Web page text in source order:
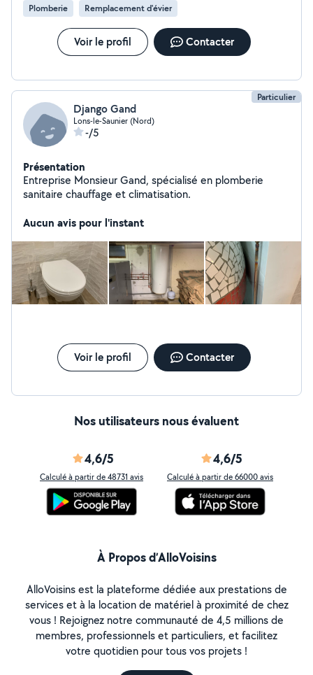
Plomberie Remplacement d'évier
Voir le profil Contacter
Particulier
Django Gand
Lons-le-Saunier (Nord)
-/5
Présentation
Entreprise Monsieur Gand, spécialisé en plomberie
sanitaire chauffage et climatisation.
Aucun avis pour l'instant
Voir le profil Contacter
Nos utilisateurs nous évaluent
4,6/5
Calculé à partir de 48731 avis
4,6/5
Calculé à partir de 66000 avis
À Propos d’AlloVoisins
AlloVoisins est la plateforme dédiée aux prestations de
services et à la location de matériel à proximité de chez
vous ! Rejoignez notre communauté de 4,5 millions de
membres, professionnels et particuliers, et facilitez
votre quotidien pour tous vos projets !